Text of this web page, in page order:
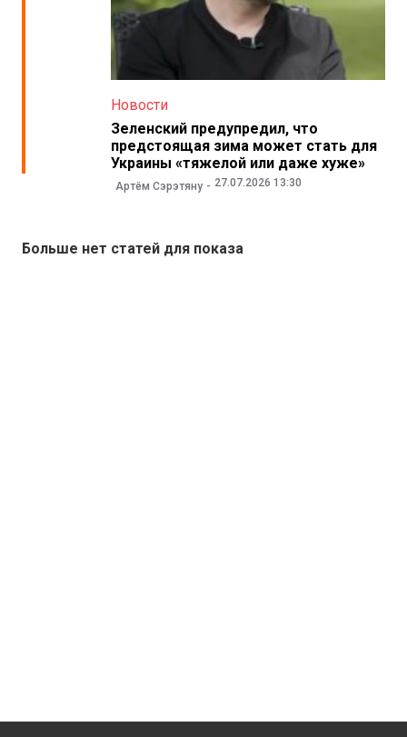
Новости
Зеленский предупредил, что
предстоящая зима может стать для
Украины «тяжелой или даже хуже»
Артём Сэрэтяну 27.07.2026 13:30
Больше нет статей для показа